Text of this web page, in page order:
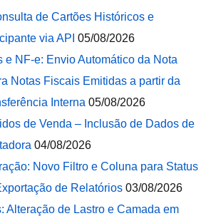
de Cartões Históricos e
via API 05/08/2026
e NF-e: Envio Automático da Nota
Notas Fiscais Emitidas a partir da
Interna 05/08/2026
de Venda – Inclusão de Dados de
04/08/2026
Novo Filtro e Coluna para Status
de Relatórios 03/08/2026
Alteração de Lastro e Camada em